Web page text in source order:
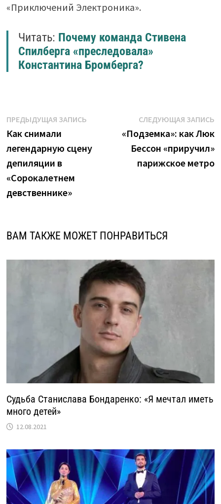
«Приключений Электроника».
Читать: Почему команда Стивена
Спилберга «преследовала»
Константина Бромберга?
Навигация
по
записям
ПРЕДЫДУЩАЯ ЗАПИСЬПредыдущая
Как снимали
легендарную сцену
депиляции в
«Сорокалетнем
девственнике»
СЛЕДУЮЩАЯ ЗАПИСЬ
«Подземка»: как Люк
Бессон «приручил»
парижское метро
ВАМ ТАКЖЕ МОЖЕТ ПОНРАВИТЬСЯ
Судьба Станислава Бондаренко: «Я мечтал иметь
много детей»
12.08.2021